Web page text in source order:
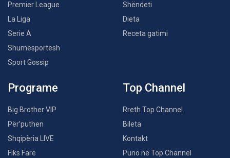
Premier League
La Liga
Serie A
Shumësportësh
Sport Gossip
Shëndeti
Dieta
Receta gatimi
Programe
Big Brother VIP
Për’puthen
Shqipëria LIVE
Fiks Fare
Top Channel
Rreth Top Channel
Bileta
Kontakt
Puno në Top Channel